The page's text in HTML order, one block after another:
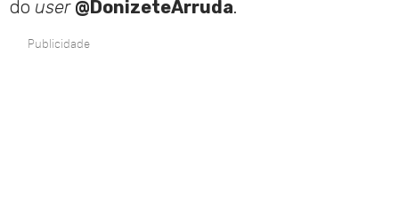
do user @DonizeteArruda.
Publicidade